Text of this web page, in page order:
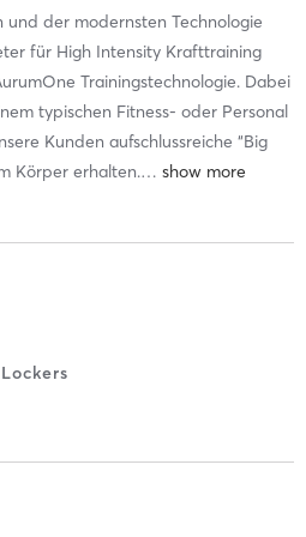
und der modernsten Technologie
für High Intensity Krafttraining
Trainingstechnologie. Dabei
typischen Fitness- oder Personal
Kunden aufschlussreiche “Big
Körper erhalten.…
Lockers